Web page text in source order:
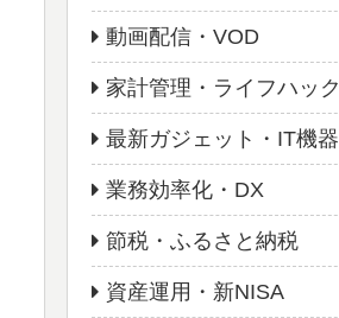
動画配信・VOD
家計管理・ライフハック
最新ガジェット・IT機器
業務効率化・DX
節税・ふるさと納税
資産運用・新NISA